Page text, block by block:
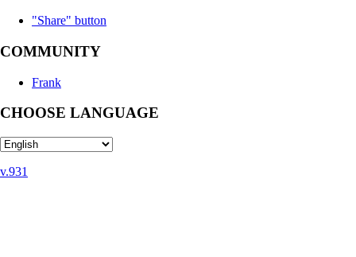
"Share" button
COMMUNITY
Frank
CHOOSE LANGUAGE
v.931